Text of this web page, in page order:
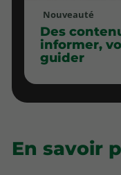
Nouveauté
Des
informer,
guider
En savoir